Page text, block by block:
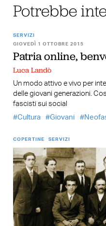
Potrebbe
SERVIZI
GIOVEDÌ 1 OTTOBRE 2015
Patria online,
Luca Landò
Un modo attivo e vivo per
delle giovani generazioni.
fascisti sui social
Cultura
Giovani
COPERTINE SERVIZI